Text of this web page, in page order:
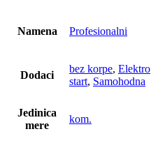
Namena Profesionalni
Dodaci
bez korpe, Elektro
start, Samohodna
Jedinica
mere
kom.